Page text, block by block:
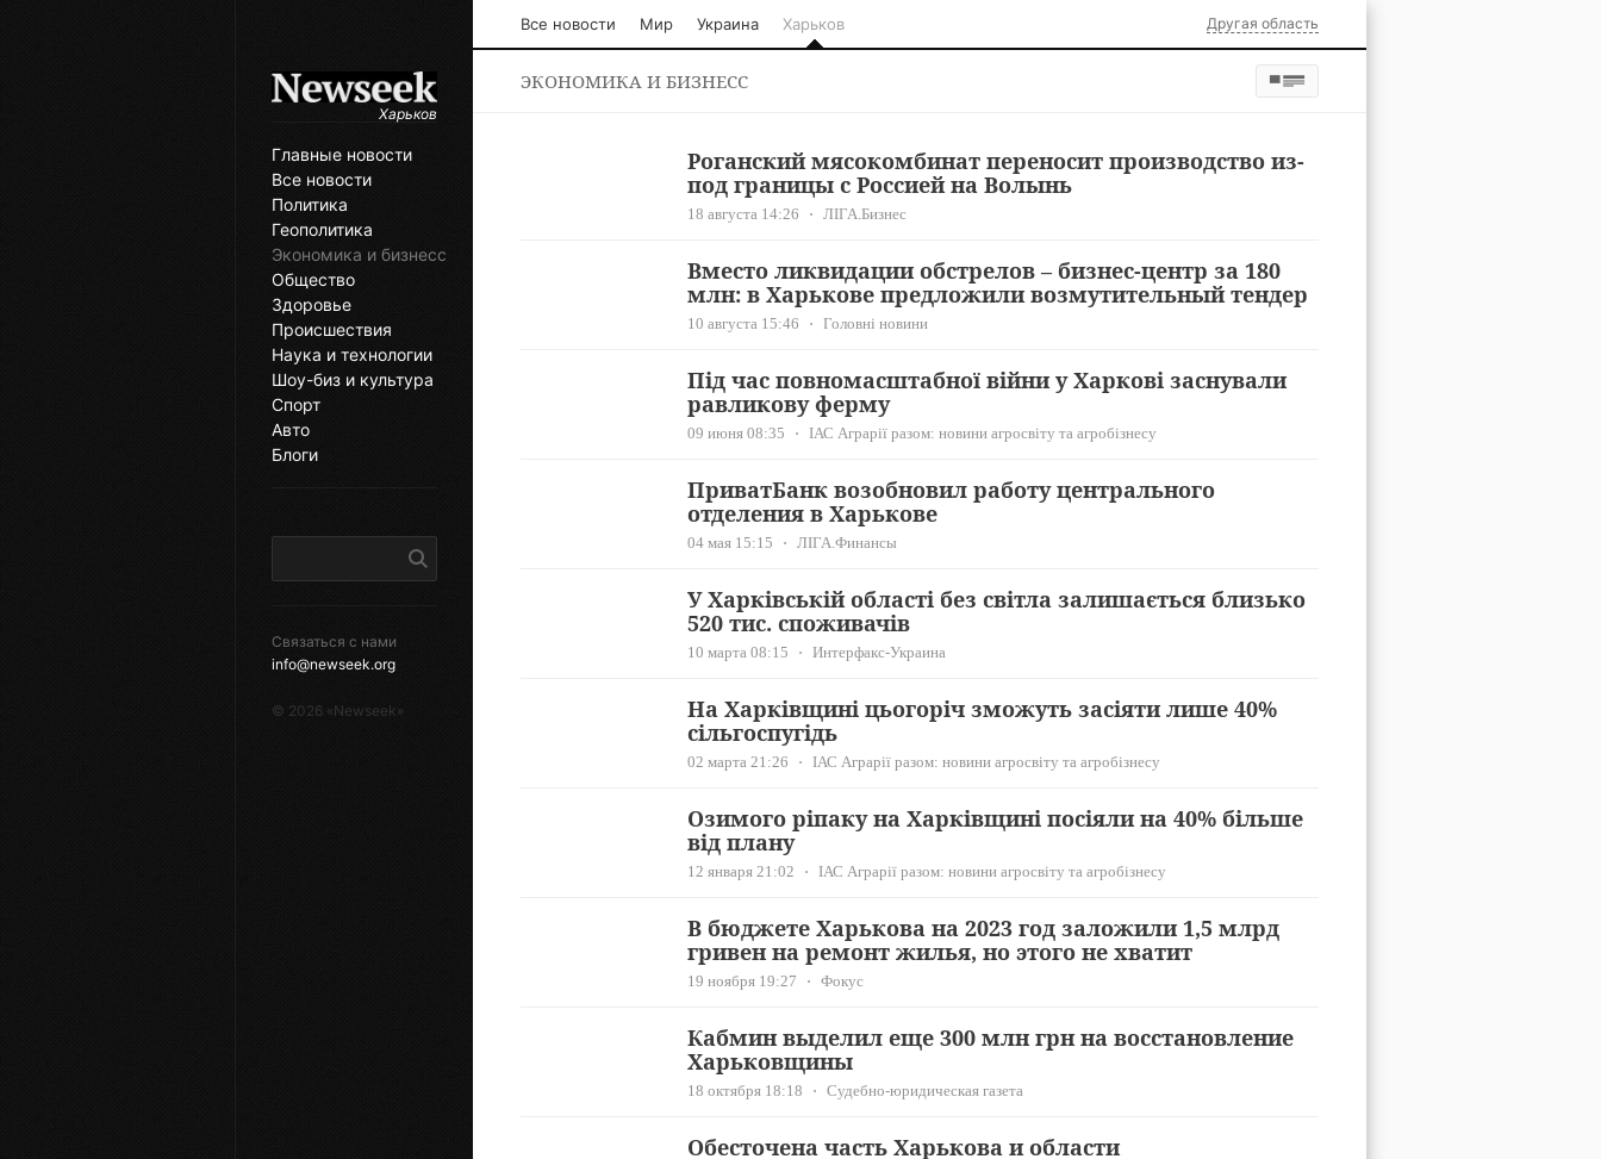
Харьков
Главные новости
Все новости
Политика
Геополитика
Экономика и бизнесс
Общество
Здоровье
Происшествия
Наука и технологии
Шоу-биз и культура
Спорт
Авто
Блоги
Связаться с нами
info@newseek.org
© 2026 «Newseek»
Все новости Мир Украина Харьков Другая область
ЭКОНОМИКА И БИЗНЕСС
Роганский мясокомбинат переносит производство из-
под границы с Россией на Волынь
18 августа 14:26 ЛІГА.Бизнес
Вместо ликвидации обстрелов – бизнес-центр за 180
млн: в Харькове предложили возмутительный тендер
10 августа 15:46 Головні новини
Під час повномасштабної війни у Харкові заснували
равликову ферму
09 июня 08:35 ІАС Аграрії разом: новини агросвіту та агробізнесу
ПриватБанк возобновил работу центрального
отделения в Харькове
04 мая 15:15 ЛІГА.Финансы
У Харківській області без світла залишається близько
520 тис. споживачів
10 марта 08:15 Интерфакс-Украина
На Харківщині цьогоріч зможуть засіяти лише 40%
сільгоспугідь
02 марта 21:26 ІАС Аграрії разом: новини агросвіту та агробізнесу
Озимого ріпаку на Харківщині посіяли на 40% більше
від плану
12 января 21:02 ІАС Аграрії разом: новини агросвіту та агробізнесу
В бюджете Харькова на 2023 год заложили 1,5 млрд
гривен на ремонт жилья, но этого не хватит
19 ноября 19:27 Фокус
Кабмин выделил еще 300 млн грн на восстановление
Харьковщины
18 октября 18:18 Судебно-юридическая газета
Обесточена часть Харькова и области